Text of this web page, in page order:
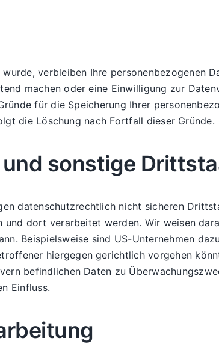
verbleiben Ihre personenbezogenen
machen oder eine Einwilligung zur
für die Speicherung Ihrer
die Löschung nach Fortfall dieser Gründe.
sonstige
datenschutzrechtlich nicht sicheren
dort verarbeitet werden. Wir weisen
Beispielsweise sind US-Unternehmen
hiergegen gerichtlich vorgehen
befindlichen Daten zu
Einfluss.